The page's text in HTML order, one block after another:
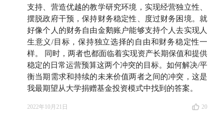
大卫·斯文森（David Swensen）
2021 年去世前，斯文森一直是耶鲁大学校产基金的首
席投资官。执掌基金的 35 年以来，他帮助校产基金取
得 13.7% 的年化收益
，是校产基金这个领域最受人
尊敬的基金管理人。
支持、营造优越的教学研究环境，实现经营独立性、
摆脱政府干预，保持财务稳定性、度过财务困境。就
好像个人的财务自由金鹅账户能够支持个人去实现人
生意义/目标，保持独立选择的自由和财务稳定性一
样。 同时，两者也都面临着实现资产长期保值和提供
稳定的日常运营预算这两个冲突的目标。如何解决/平
衡当期需求和持续的未来价值两者之间的冲突，这是
我最期望从大学捐赠基金投资模式中找到的答案。
2022年10月21日 20